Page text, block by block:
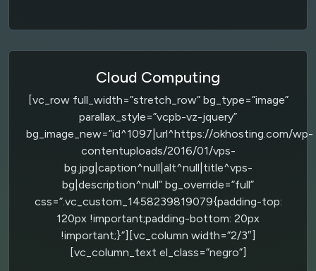
Cloud Computing
[vc_row full_width=”stretch_row” bg_type=”image”
parallax_style=”vcpb-vz-jquery”
bg_image_new=”id^1097|url^https://okhosting.com/wp-
contentuploads/2016/01/vps-
bg.jpg|caption^null|alt^null|title^vps-
bg|description^null” bg_override=”full”
css=”.vc_custom_1458239819079{padding-top:
120px !important;padding-bottom: 20px
!important;}”][vc_column width=”2/3″]
[vc_column_text el_class=”negro”]